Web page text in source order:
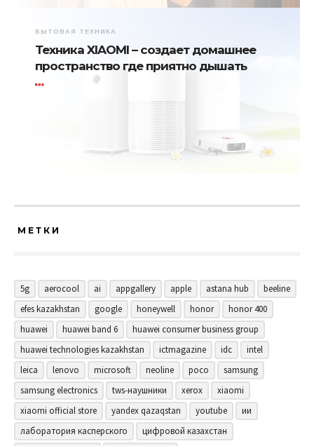
БЫТОВАЯ ТЕХНИКА
Техника XIAOMI – создает домашнее
пространство где приятно дышать
МЕТКИ
5g aerocool ai appgallery apple astana hub
beeline
efes kazakhstan
google honeywell honor
honor 400
huawei
huawei band 6
huawei consumer business group
huawei technologies kazakhstan
ictmagazine idc
intel
leica
lenovo microsoft neoline poco
samsung
samsung electronics
tws-наушники xerox
xiaomi
xiaomi official store
yandex qazaqstan youtube
ии
лаборатория касперского
цифровой казахстан